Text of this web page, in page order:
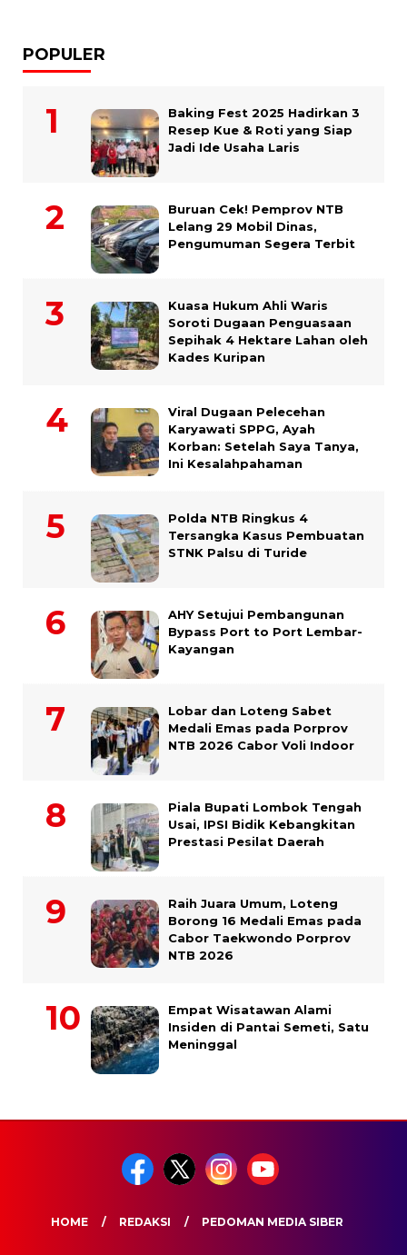
POPULER
Baking Fest 2025 Hadirkan 3
Resep Kue & Roti yang Siap
Jadi Ide Usaha Laris
Buruan Cek! Pemprov NTB
Lelang 29 Mobil Dinas,
Pengumuman Segera Terbit
Kuasa Hukum Ahli Waris
Soroti Dugaan Penguasaan
Sepihak 4 Hektare Lahan oleh
Kades Kuripan
Viral Dugaan Pelecehan
Karyawati SPPG, Ayah
Korban: Setelah Saya Tanya,
Ini Kesalahpahaman
Polda NTB Ringkus 4
Tersangka Kasus Pembuatan
STNK Palsu di Turide
AHY Setujui Pembangunan
Bypass Port to Port Lembar-
Kayangan
Lobar dan Loteng Sabet
Medali Emas pada Porprov
NTB 2026 Cabor Voli Indoor
Piala Bupati Lombok Tengah
Usai, IPSI Bidik Kebangkitan
Prestasi Pesilat Daerah
Raih Juara Umum, Loteng
Borong 16 Medali Emas pada
Cabor Taekwondo Porprov
NTB 2026
Empat Wisatawan Alami
Insiden di Pantai Semeti, Satu
Meninggal
HOME REDAKSI PEDOMAN MEDIA SIBER